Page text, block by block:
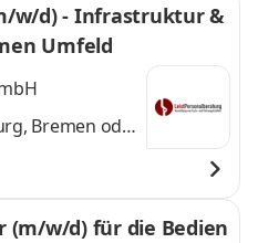
w/d) - Infrastruktur &
Umfeld
Bremen oder
w/d) für die Bedien